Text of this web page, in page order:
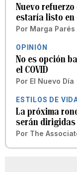
Nuevo
estaría listo en
Por Marga Parés
OPINIÓN
No es opción
el COVID
Por El Nuevo Día
ESTILOS DE
La próxima
serán dirigidas
Por The